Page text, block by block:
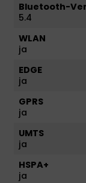
Bluetooth-
5.4
WLAN
ja
EDGE
ja
GPRS
ja
UMTS
ja
HSPA+
ja